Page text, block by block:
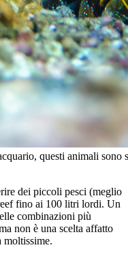
questi animali
dei piccoli pesci (meglio
fino ai 100 litri lordi. Un
combinazioni più
non è una scelta affatto
moltissime.